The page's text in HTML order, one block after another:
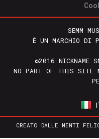
SEMM
È UN MARCHIO DI
©2016 NICKNAME
NO PART OF THIS SITE
CREATO DALLE MENTI